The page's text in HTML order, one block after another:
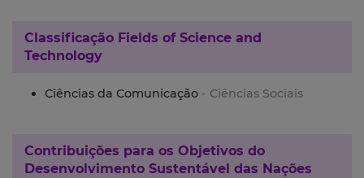
Classificação Fields of Science and
Technology
Ciências da Comunicação - Ciências Sociais
Contribuições para os Objetivos do
Desenvolvimento Sustentável das Nações